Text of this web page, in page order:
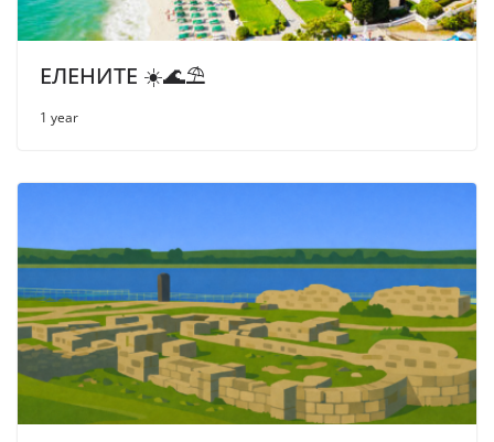
ЕЛЕНИТЕ ☀️🌊⛱
1 year